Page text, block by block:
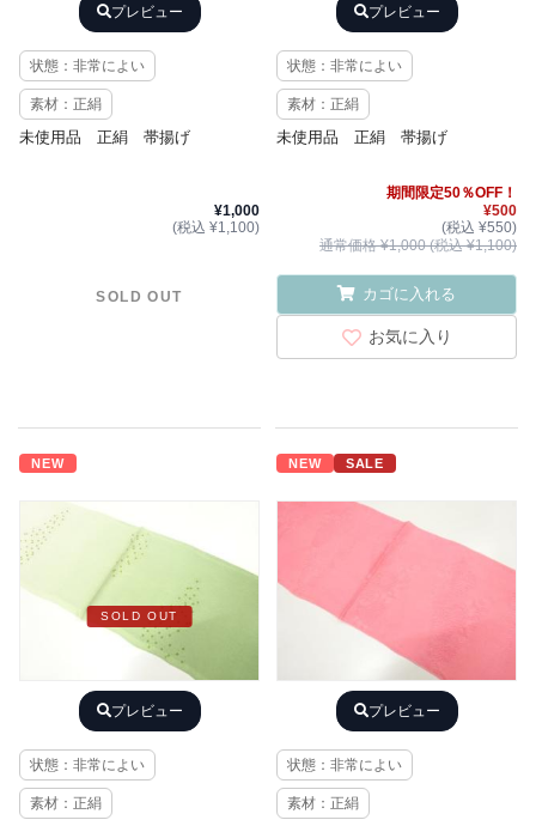
プレビュー
状態：非常によい
素材：正絹
未使用品 正絹 帯揚げ
¥1,000
(税込 ¥1,100)
SOLD OUT
プレビュー
状態：非常によい
素材：正絹
未使用品 正絹 帯揚げ
期間限定50％OFF！
¥500
(税込 ¥550)
通常価格 ¥1,000 (税込 ¥1,100)
カゴに入れる
お気に入り
NEW
SOLD OUT
プレビュー
状態：非常によい
素材：正絹
NEW SALE
プレビュー
状態：非常によい
素材：正絹